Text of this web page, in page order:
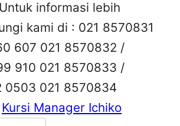
informasi lebih
kami di : 021 8570831
607 021 8570832 /
910 021 8570833 /
0503 021 8570834
Kursi Manager Ichiko